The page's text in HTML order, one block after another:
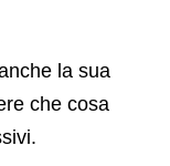
la sua
che cosa